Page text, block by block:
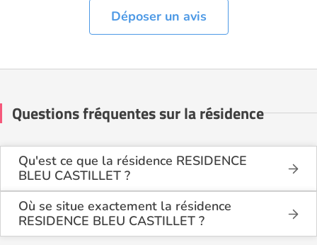
Déposer un avis
Questions fréquentes sur la résidence
Qu'est ce que la résidence RESIDENCE
BLEU CASTILLET ?
La résidence RESIDENCE BLEU CASTILLET est une
résidence seniors de type résidence services seniors
Où se situe exactement la résidence
RESIDENCE BLEU CASTILLET ?
La résidence RESIDENCE BLEU CASTILLET est